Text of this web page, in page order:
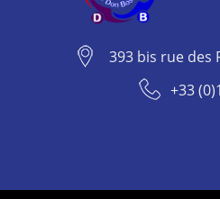
393 bis rue des
+33